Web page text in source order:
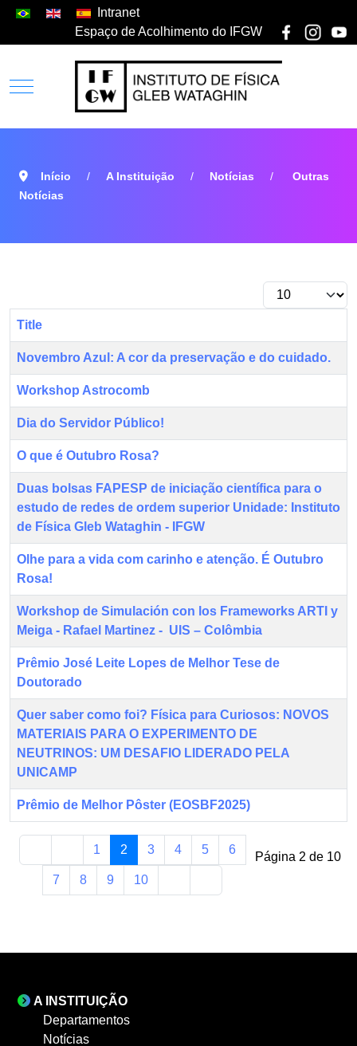
Intranet
Espaço de Acolhimento do IFGW
Início A Instituição Notícias
Outras
Notícias
Title
Novembro Azul: A cor da preservação e do cuidado.
Workshop Astrocomb
Dia do Servidor Público!
O que é Outubro Rosa?
Duas bolsas FAPESP de iniciação científica para o
estudo de redes de ordem superior Unidade: Instituto
de Física Gleb Wataghin - IFGW
Olhe para a vida com carinho e atenção. É Outubro
Rosa!
Workshop de Simulación con los Frameworks ARTI y
Meiga - Rafael Martinez - UIS – Colômbia
Prêmio José Leite Lopes de Melhor Tese de
Doutorado
Quer saber como foi? Física para Curiosos: NOVOS
MATERIAIS PARA O EXPERIMENTO DE
NEUTRINOS: UM DESAFIO LIDERADO PELA
UNICAMP
Prêmio de Melhor Pôster (EOSBF2025)
Página 2 de 10
1 2 3 4 5 6
7 8 9 10
A INSTITUIÇÃO
Departamentos
Notícias